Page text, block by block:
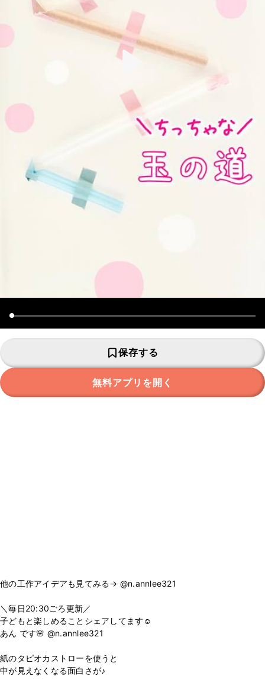
保存する
無料アプリを開く
他の工作アイデアも見てみる→ @n.annlee321
＼毎日20:30ごろ更新／
子どもと楽しめることシェアしてます☺️
あん です🌸 @n.annlee321
紙のタピオカストローを使うと
中が見えなくなる面白さが♪